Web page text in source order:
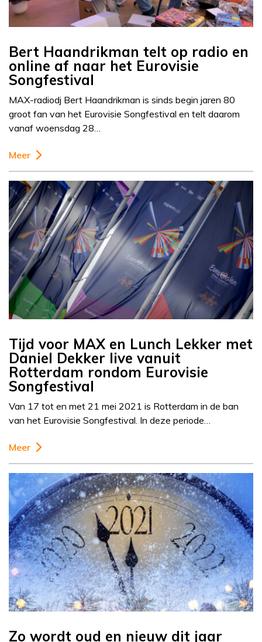
Bert Haandrikman telt op radio en
online af naar het Eurovisie
Songfestival
MAX-radiodj Bert Haandrikman is sinds begin jaren 80
groot fan van het Eurovisie Songfestival en telt daarom
vanaf woensdag 28…
Meer
Tijd voor MAX en Lunch Lekker met
Daniel Dekker live vanuit
Rotterdam rondom Eurovisie
Songfestival
Van 17 tot en met 21 mei 2021 is Rotterdam in de ban
van het Eurovisie Songfestival. In deze periode…
Meer
Zo wordt oud en nieuw dit jaar